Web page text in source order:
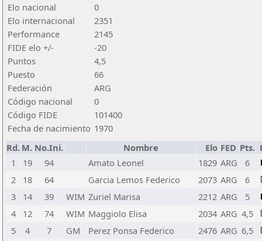
Elo nacional
0
Elo internacional
2351
Performance
2145
FIDE elo +/-
-20
Puntos
4,5
Puesto
66
Federación
ARG
Código nacional
0
Código FIDE
101400
Fecha de nacimiento 1970
Rd. M. No.Ini. Nombre Elo FED Pts.
1
19 94 Amato Leonel 1829 ARG
6
2
18 64 Garcia Lemos Federico 2073 ARG
6
3
14 39 WIM Zuriel Marisa 2212 ARG
5
4
12 74 WIM Maggiolo Elisa 2034 ARG 4,5
5
4 7 GM Perez Ponsa Federico 2476 ARG 6,5